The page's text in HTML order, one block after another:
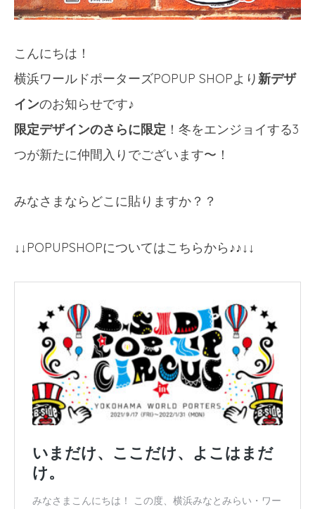
こんにちは！
横浜ワールドポーターズPOPUP SHOPより 新デザ
インのお知らせです♪
限定デザインのさらに限定 ！冬をエンジョイする3
つが新たに仲間入りでございます〜！
みなさまならどこに貼りますか？？
↓↓POPUPSHOPについてはこちらから♪♪↓↓